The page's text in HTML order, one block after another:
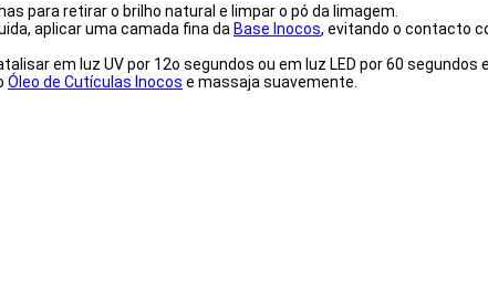
para retirar o brilho natural e limpar o pó da limagem.
aplicar uma camada fina da Base Inocos, evitando o contacto
em luz UV por 12o segundos ou em luz LED por 60 segundos
Óleo de Cutículas Inocos e massaja suavemente.